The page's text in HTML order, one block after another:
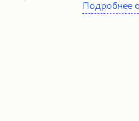
готовые оказатьПодробнее